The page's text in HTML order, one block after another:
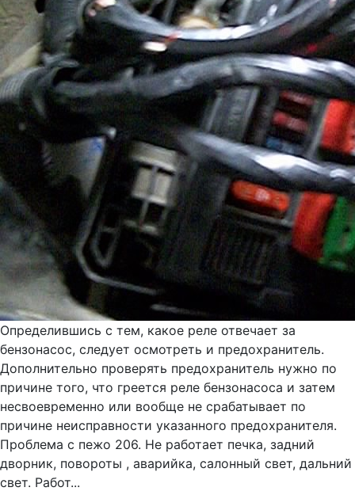
Определившись с тем, какое реле отвечает за
бензонасос, следует осмотреть и предохранитель.
Дополнительно проверять предохранитель нужно по
причине того, что греется реле бензонасоса и затем
несвоевременно или вообще не срабатывает по
причине неисправности указанного предохранителя.
Проблема с пежо 206. Не работает печка, задний
дворник, повороты , аварийка, салонный свет, дальний
свет. Работ...